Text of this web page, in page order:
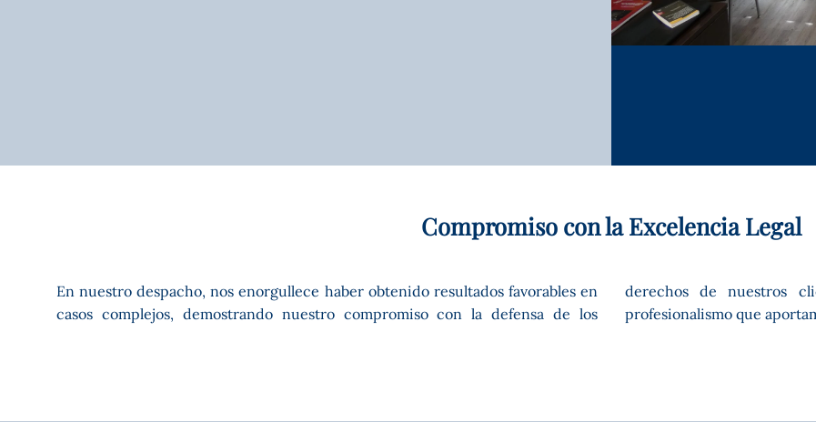
Compromiso con la Excelencia Legal
En nuestro despacho, nos enorgullece haber obtenido resultados favorables en
casos complejos, demostrando nuestro compromiso con la defensa de los
derechos de nuestros clientes. Cada testimonio refleja la dedicación y
profesionalismo que